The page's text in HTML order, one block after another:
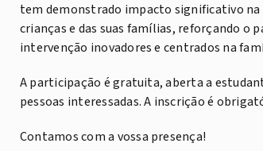
tem demonstrado impacto significativo na
crianças e das suas famílias, reforçando o
intervenção inovadores e centrados na
A participação é gratuita, aberta a
pessoas interessadas. A inscrição é
Contamos com a vossa presença!